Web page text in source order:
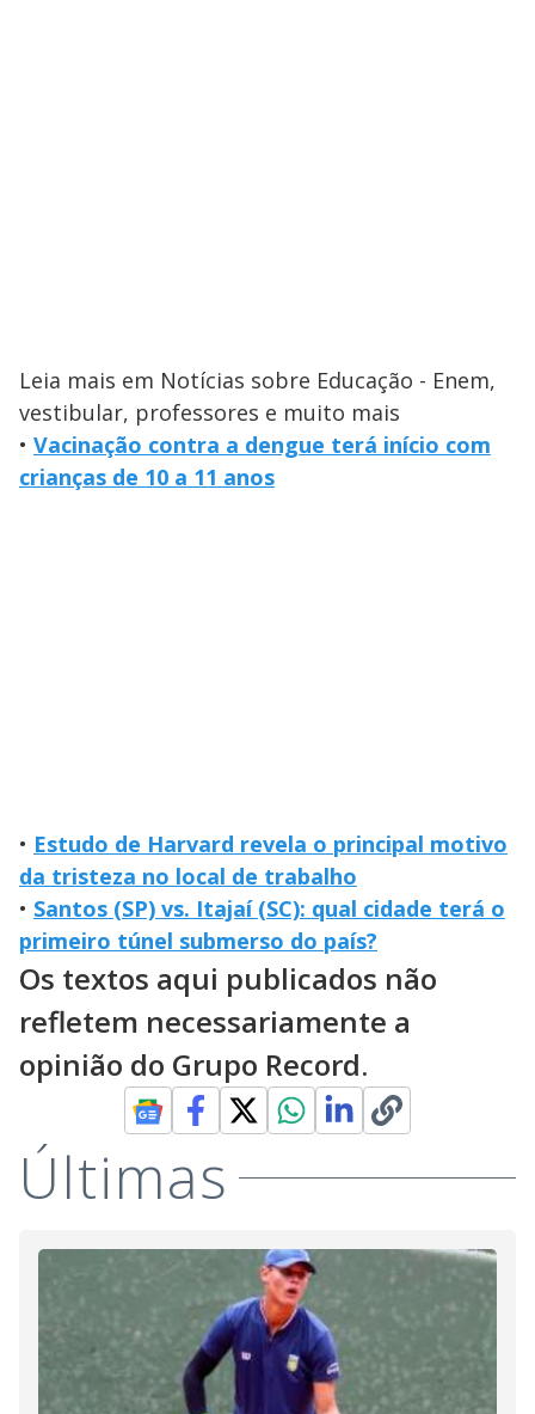
Leia mais em Notícias sobre Educação - Enem,
vestibular, professores e muito mais
• Vacinação contra a dengue terá início com
crianças de 10 a 11 anos
• Estudo de Harvard revela o principal motivo
da tristeza no local de trabalho
• Santos (SP) vs. Itajaí (SC): qual cidade terá o
primeiro túnel submerso do país?
Os textos aqui publicados não
refletem necessariamente a
opinião do Grupo Record.
Últimas